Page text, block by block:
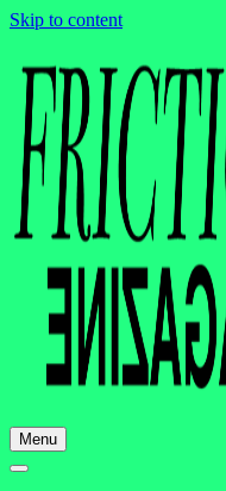
Skip to content
Menu